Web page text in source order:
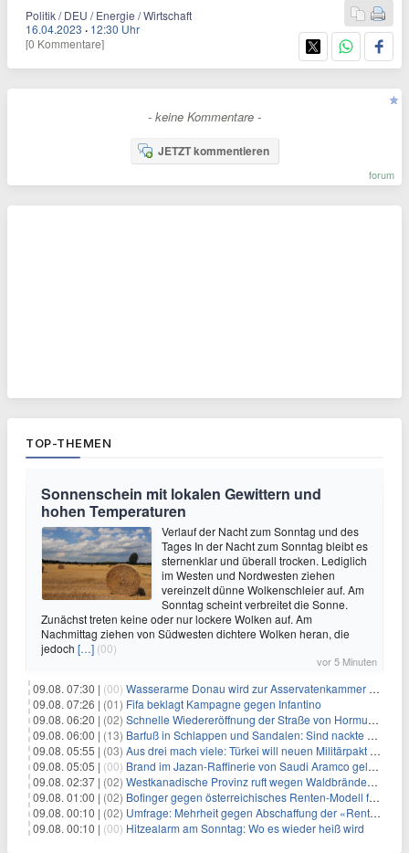
Politik / DEU / Energie / Wirtschaft
16.04.2023 · 12:30 Uhr
[0 Kommentare]
- keine Kommentare -
JETZT kommentieren
forum
TOP-THEMEN
Sonnenschein mit lokalen Gewittern und
hohen Temperaturen
Verlauf der Nacht zum Sonntag und des
Tages In der Nacht zum Sonntag bleibt es
sternenklar und überall trocken. Lediglich
im Westen und Nordwesten ziehen
vereinzelt dünne Wolkenschleier auf. Am
Sonntag scheint verbreitet die Sonne.
Zunächst treten keine oder nur lockere Wolken auf. Am
Nachmittag ziehen von Südwesten dichtere Wolken heran, die
jedoch […] (00)
vor 5 Minuten
09.08. 07:30 | (00) Wasserarme Donau wird zur Asservatenkammer der Geschichte
09.08. 07:26 | (01) Fifa beklagt Kampagne gegen Infantino
09.08. 06:20 | (02) Schnelle Wiedereröffnung der Straße von Hormus ungewiss
09.08. 06:00 | (13) Barfuß in Schlappen und Sandalen: Sind nackte Füße eklig?
09.08. 05:55 | (03) Aus drei mach viele: Türkei will neuen Militärpakt erweitern
09.08. 05:05 | (00) Brand im Jazan-Raffinerie von Saudi Aramco gelöscht: Auswirkungen auf die Energiemärkte
09.08. 02:37 | (02) Westkanadische Provinz ruft wegen Waldbränden Notstand aus
09.08. 01:00 | (02) Bofinger gegen österreichisches Renten-Modell für Schwerarbeiter
09.08. 00:10 | (02) Umfrage: Mehrheit gegen Abschaffung der «Rente mit 63»
09.08. 00:10 | (00) Hitzealarm am Sonntag: Wo es wieder heiß wird